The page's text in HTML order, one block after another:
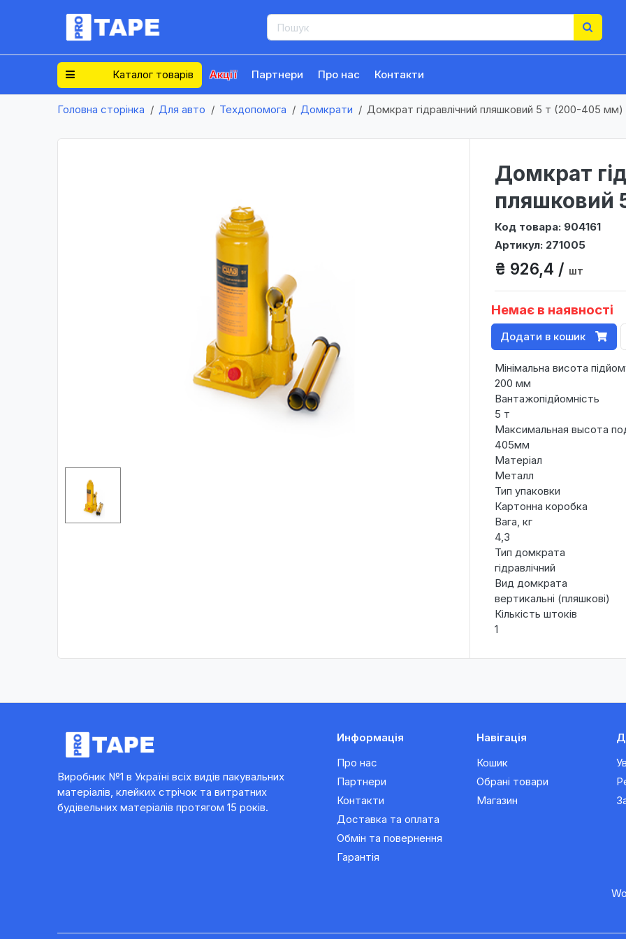
Каталог товарів Акції Партнери Про нас Контакти
Головна сторінка Для авто Техдопомога Домкрати Домкрат гідравлічний пляшковий 5 т (200-405 мм)
Домкрат
пляшковий
Код товара: 904161
Артикул: 271005
₴ 926,4 / шт
Немає в наявності
Додати в кошик
Мінімальна висота
200 мм
Вантажопідйомність
5 т
Максимальная высота
405мм
Матеріал
Металл
Тип упаковки
Картонна коробка
Вага, кг
4,3
Тип домкрата
гідравлічний
Вид домкрата
вертикальні (пляшкові)
Кількість штоків
1
Виробник №1 в Україні всіх видів пакувальних
матеріалів, клейких стрічок та витратних
будівельних матеріалів протягом 15 років.
Информація
Про нас
Партнери
Контакти
Доставка та оплата
Обмін та повернення
Гарантія
Навігація
Кошик
Обрані товари
Магазин